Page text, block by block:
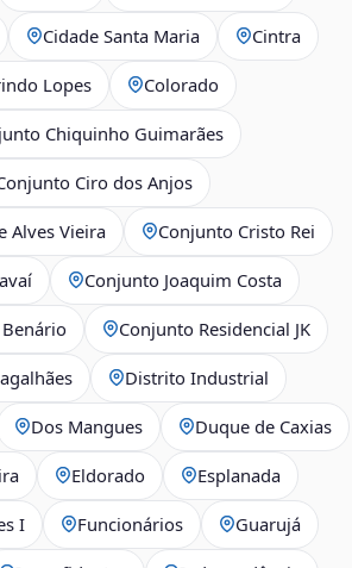
Cidade Santa Maria Cintra
Lopes Colorado
Chiquinho Guimarães
Ciro dos Anjos
Alves Vieira Conjunto Cristo Rei
Conjunto Joaquim Costa
Conjunto Residencial JK
Distrito Industrial
Dos Mangues Duque de Caxias
Eldorado Esplanada
I Funcionários Guarujá